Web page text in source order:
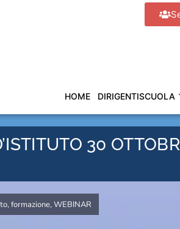
HOME DIRIGENTISCUOLA
30
,formazione,WEBINAR